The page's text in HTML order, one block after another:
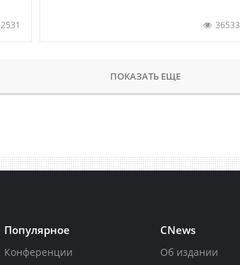
2531 36533
ПОКАЗАТЬ ЕЩЕ
Популярное
Конференции
CNews
Об издании